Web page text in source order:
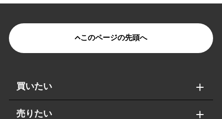
このページの先頭へ
買いたい
売りたい